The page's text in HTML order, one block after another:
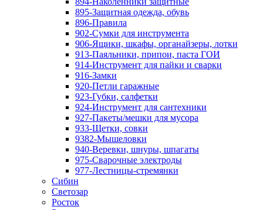
895-Защитная одежда, обувь
896-Правила
902-Сумки для инструмента
906-Ящики, шкафы, органайзеры, лотки
913-Паяльники, припои, паста ГОИ
914-Инструмент для пайки и сварки
916-Замки
920-Петли гаражные
923-Губки, салфетки
924-Инструмент для сантехники
927-Пакеты/мешки для мусора
933-Щетки, совки
9382-Мышеловки
940-Веревки, шнуры, шпагаты
975-Сварочные электроды
977-Лестницы-стремянки
Сибин
Светозар
Росток